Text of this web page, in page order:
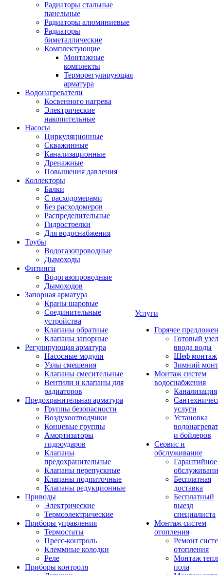
Радиаторы стальные
панельные
Радиаторы алюминиевые
Радиаторы
биметаллические
Комплектующие
Монтажные
комплекты
Терморегулирующая
арматура
Водонагреватели
Косвенного нагрева
Электрические
накопительные
Насосы
Циркуляционные
Скважинные
Канализационные
Дренажные
Повышения давления
Коллекторы
Балки
С расходомерами
Без расходомеров
Распределительные
Гидрострелки
Для водоснабжения
Трубы
Водогазопроводные
Дымоходы
Фитинги
Водогазопроводные
Дымоходов
Запорная арматура
Краны шаровые
Соединительные
устройства
Клапаны обратные
Клапаны запорные
Регулирующая арматура
Насосные модули
Узлы смешения
Клапаны смесительные
Вентили и клапаны для
радиаторов
Предохранительная арматура
Группы безопасности
Воздухоотводчики
Концевые группы
Амортизаторы
гидроударов
Клапаны
предохранительные
Клапаны перепускные
Клапаны подпиточные
Клапаны редукционные
Приводы
Электрические
Термоэлектрические
Приборы управления
Термостаты
Пресс-контроль
Клеммные колодки
Реле
Приборы контроля
Услуги
Горячее
Готовый узел
ввода воды
Шеф монтаж
Зимний
Монтаж систем
водоснабжения
Канализация
услуги
Установка
и бойлеров
Сервис и
обслуживание
Гарантийное
Бесплатная
доставка
Бесплатный
выезд
специалиста
Монтаж систем
отопления
Ремонт
отопления
Монтаж
пола